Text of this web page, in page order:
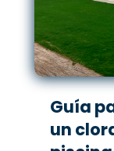
Guía
un